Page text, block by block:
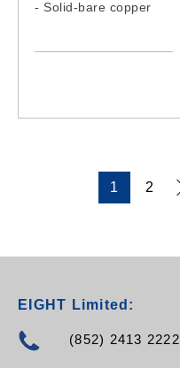
- Solid-bare copper
1 2
EIGHT Limited:
(852) 2413 2222